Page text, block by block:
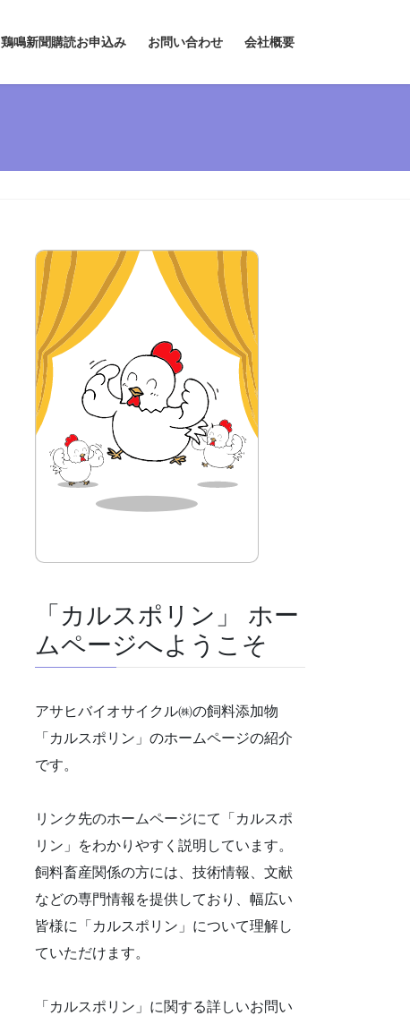
鶏鳴新聞購読お申込み お問い合わせ 会社概要
「カルスポリン」 ホー
ムページへようこそ
アサヒバイオサイクル㈱の飼料添加物
「カルスポリン」のホームページの紹介
です。
リンク先のホームページにて「カルスポ
リン」をわかりやすく説明しています。
飼料畜産関係の方には、技術情報、文献
などの専門情報を提供しており、幅広い
皆様に「カルスポリン」について理解し
ていただけます。
「カルスポリン」に関する詳しいお問い